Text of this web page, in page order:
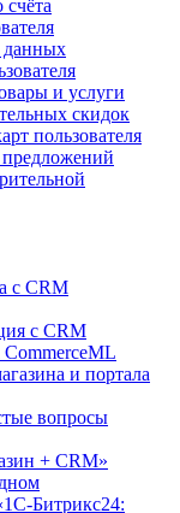
данных
и услуги
скидок
пользователя
с CRM
с CRM
и портала
вопросы
+ CRM»
Битрикс24: